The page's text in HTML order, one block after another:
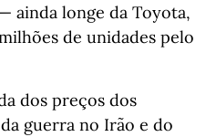
ainda longe da Toyota,
de unidades pelo
dos preços dos
guerra no Irão e do